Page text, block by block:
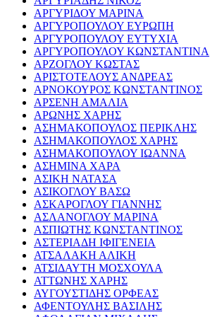
ΑΡΓΥΡΙΔΟΥ ΜΑΡΙΝΑ
ΑΡΓΥΡΟΠΟΥΛΟΥ ΕΥΡΩΠΗ
ΑΡΓΥΡΟΠΟΥΛΟΥ ΕΥΤΥΧΙΑ
ΑΡΓΥΡΟΠΟΥΛΟΥ ΚΩΝΣΤΑΝΤΙΝΑ
ΑΡΖΟΓΛΟΥ ΚΩΣΤΑΣ
ΑΡΙΣΤΟΤΕΛΟΥΣ ΑΝΔΡΕΑΣ
ΑΡΝΟΚΟΥΡΟΣ ΚΩΝΣΤΑΝΤΙΝΟΣ
ΑΡΣΕΝΗ ΑΜΑΛΙΑ
ΑΡΩΝΗΣ ΧΑΡΗΣ
ΑΣΗΜΑΚΟΠΟΥΛΟΣ ΠΕΡΙΚΛΗΣ
ΑΣΗΜΑΚΟΠΟΥΛΟΣ ΧΑΡΗΣ
ΑΣΗΜΑΚΟΠΟΥΛΟΥ ΙΩΑΝΝΑ
ΑΣΗΜΙΝΑ ΧΑΡΑ
ΑΣΙΚΗ ΝΑΤΑΣΑ
ΑΣΙΚΟΓΛΟΥ ΒΑΣΩ
ΑΣΚΑΡΟΓΛΟΥ ΓΙΑΝΝΗΣ
ΑΣΛΑΝΟΓΛΟΥ ΜΑΡΙΝΑ
ΑΣΠΙΩΤΗΣ ΚΩΝΣΤΑΝΤΙΝΟΣ
ΑΣΤΕΡΙΑΔΗ ΙΦΙΓΕΝΕΙΑ
ΑΤΣΑΛΑΚΗ ΑΛΙΚΗ
ΑΤΣΙΔΑΥΤΗ ΜΟΣΧΟΥΛΑ
ΑΤΤΩΝΗΣ ΧΑΡΗΣ
ΑΥΓΟΥΣΤΙΔΗΣ ΟΡΦΕΑΣ
ΑΦΕΝΤΟΥΛΗΣ ΒΑΣΙΛΗΣ